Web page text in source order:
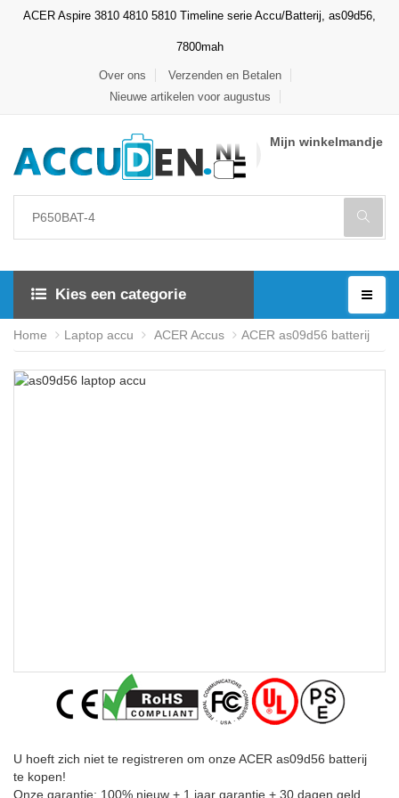
ACER Aspire 3810 4810 5810 Timeline serie Accu/Batterij, as09d56,
7800mah
Over ons
Verzenden en Betalen
Nieuwe artikelen voor augustus
Mijn winkelmandje
Kies een categorie
Home Laptop accu ACER Accus ACER as09d56 batterij
U hoeft zich niet te registreren om onze ACER as09d56 batterij
te kopen!
Onze garantie: 100% nieuw + 1 jaar garantie + 30 dagen geld